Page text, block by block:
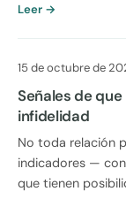
Leer →
15 de octubre de
Señales de
infidelidad
No toda relación
indicadores —
que tienen